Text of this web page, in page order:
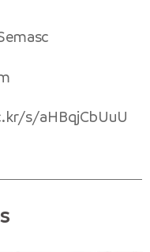
s/aHBqjCbUuU